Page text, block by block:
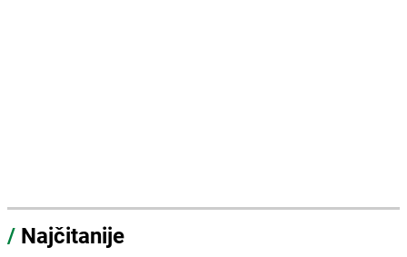
/ Najčitanije